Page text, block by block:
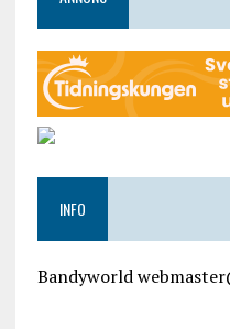
INFO
Bandyworld